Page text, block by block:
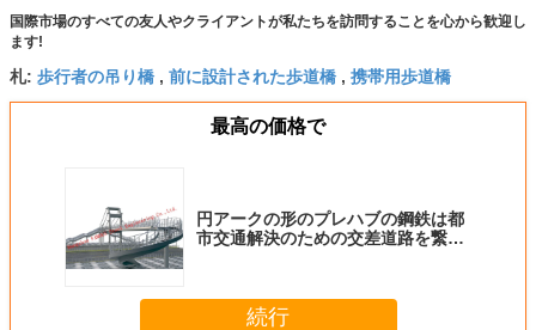
国際市場のすべての友人やクライアントが私たちを訪問することを心から歓迎し
ます!
札: 歩行者の吊り橋 , 前に設計された歩道橋 , 携帯用歩道橋
最高の価格で
円アークの形のプレハブの鋼鉄は都
市交通解決のための交差道路を繋ぎ
続行